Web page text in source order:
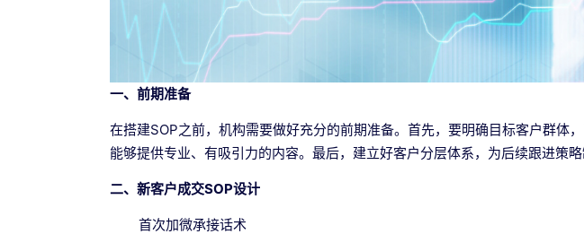
一、前期准备
在搭建SOP之前，机构需要做好充分的前期准备。首先，要明确目标客户群体
能够提供专业、有吸引力的内容。最后，建立好客户分层体系，为后续跟进策略
二、新客户成交SOP设计
首次加微承接话术